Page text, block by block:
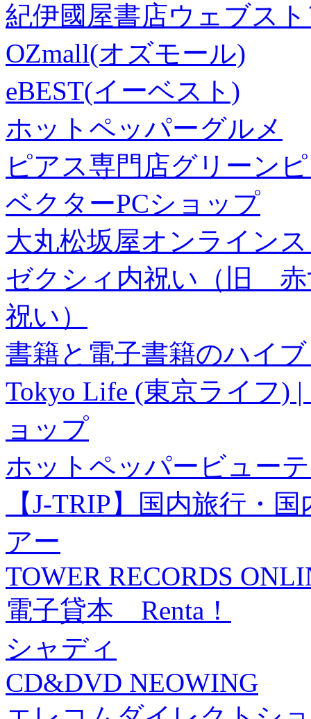
紀伊國屋書店ウェブス
OZmall(オズモール)
eBEST(イーベスト)
ホットペッパーグルメ
ピアス専門店グリーン
ベクターPCショップ
大丸松坂屋オンライン
ゼクシィ内祝い（旧 赤
祝い）
書籍と電子書籍のハイ
Tokyo Life (東京ライフ)
ョップ
ホットペッパービュー
【J-TRIP】国内旅行・
アー
TOWER RECORDS
電子貸本 Renta！
シャディ
CD&DVD NEOWING